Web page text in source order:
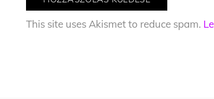
This site uses Akismet to reduce spam.